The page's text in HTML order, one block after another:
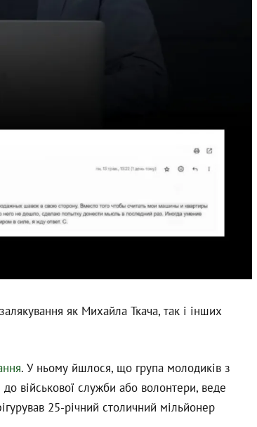
як Михайла Ткача, так і інших
. У ньому йшлося, що група молодиків з
військової служби або волонтери, веде
25-річний столичний мільйонер